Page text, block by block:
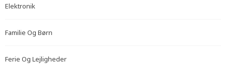
Elektronik
Familie Og Børn
Ferie Og Lejligheder